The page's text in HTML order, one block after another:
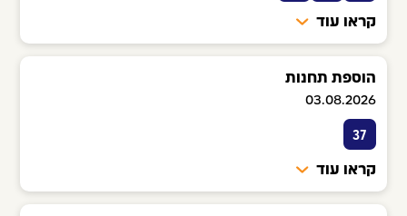
קראו עוד
הוספת תחנות
03.08.2026
37
קראו עוד